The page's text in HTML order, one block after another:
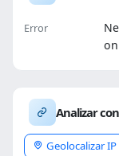
Error
Analizar
Geolocalizar IP